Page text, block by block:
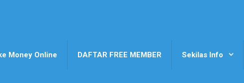
Money Online DAFTAR FREE MEMBER Sekilas Info